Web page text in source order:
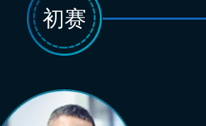
初赛